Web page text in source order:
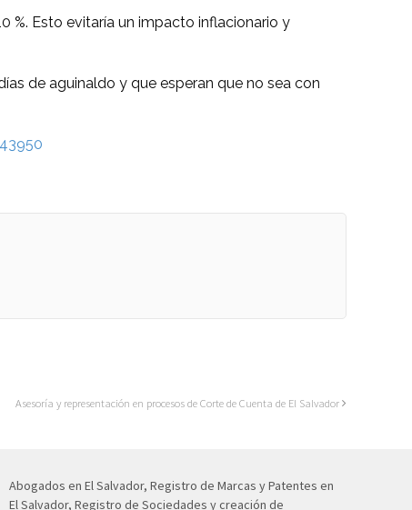
%. Esto evitaría un impacto inflacionario y
de aguinaldo y que esperan que no sea con
Asesoría y representación en procesos de Corte de Cuenta de El Salvador
Abogados en El Salvador, Registro de Marcas y Patentes en
El Salvador, Registro de Sociedades y creación de